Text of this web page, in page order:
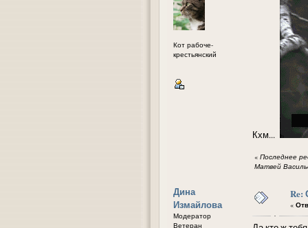
Кот рабоче-
крестьянский
Кхм...
« Последнее
Матвей
Дина
Измайлова
Модератор
Ветеран
Re:
«